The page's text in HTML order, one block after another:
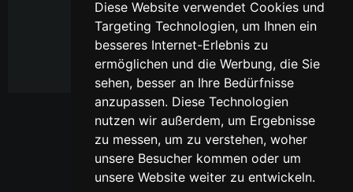
Diese Website verwendet Cookies und
Targeting Technologien, um Ihnen ein
besseres Internet-Erlebnis zu
ermöglichen und die Werbung, die Sie
sehen, besser an Ihre Bedürfnisse
anzupassen. Diese Technologien
nutzen wir außerdem, um Ergebnisse
zu messen, um zu verstehen, woher
unsere Besucher kommen oder um
unsere Website weiter zu entwickeln.
brauche nichts zu
schreiben is NOCH